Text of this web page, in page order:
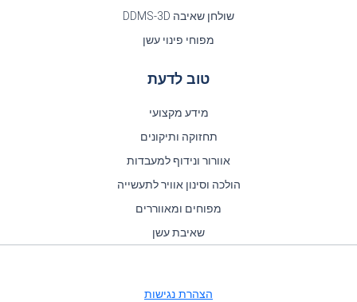
שולחן שאיבה DDMS-3D
מפוחי פינוי עשן
טוב לדעת
מידע מקצועי
תחזוקה ותיקונים
אוורור ונידוף למעבדות
הולכה וסינון אוויר לתעשייה
מפוחים ומאווררים
שאיבת עשן
הצהרת נגישות